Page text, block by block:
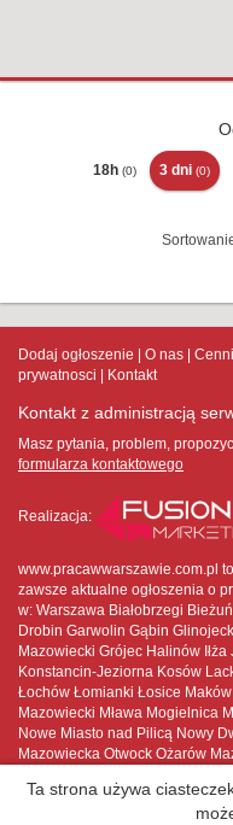
18h (0) 3 dni (0)
Dodaj ogłoszenie O nas
prywatnosci
Kontakt
Kontakt z administracją
Masz pytania, problem,
formularza kontaktowego
Realizacja:
www.pracawwarszawie.com.pl
zawsze aktualne ogłoszenia o
w: Warszawa Białobrzegi
Drobin Garwolin Gąbin
Mazowiecki Grójec Halinów Iłża
Konstancin-Jeziorna Kosów
Łochów Łomianki Łosice
Mazowiecki Mława Mogielnica
Nowe Miasto nad Pilicą Nowy
Mazowiecka Otwock Ożarów
Raciąż Radom Radzymin
Sochaczew Sokołów Podlaski
Ta strona używa